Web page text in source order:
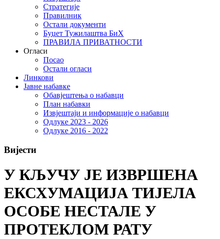
Стратегије
Правилник
Остали документи
Буџет Тужилаштва БиХ
ПРАВИЛА ПРИВАТНОСТИ
Огласи
Посао
Остали огласи
Линкови
Јавне набавке
Обавјештења о набавци
План набавки
Извјештаји и информације о набавци
Одлуке 2023 - 2026
Одлуке 2016 - 2022
Вијести
У КЉУЧУ ЈЕ ИЗВРШЕНА
ЕКСХУМАЦИЈА ТИЈЕЛА
ОСОБЕ НЕСТАЛЕ У
ПРОТЕКЛОМ РАТУ